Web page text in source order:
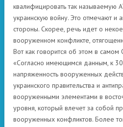
квалифицировать так называемую
украинскую войну. Это отмечают и
стороны. Скорее, речь идет о
вооруженном конфликте,
Вот как говорится об этом в самом
«Согласно имеющимся данным, к
напряженность вооруженных
украинского правительства и
вооруженными элементами в
уровня, который влечет за собой
вооруженных конфликтов. Более